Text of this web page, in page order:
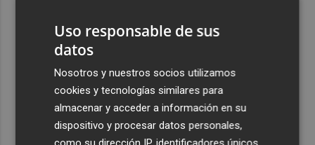
Uso responsable de sus
datos
Nosotros y nuestros socios utilizamos
cookies y tecnologías similares para
almacenar y acceder a información en su
dispositivo y procesar datos personales,